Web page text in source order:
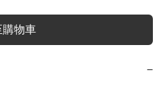
購物車
−